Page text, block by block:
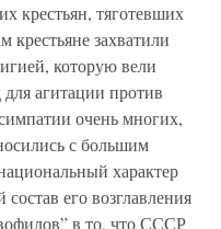
крестьян, тяготевших
крестьяне захватили
которую вели
агитации против
очень многих,
с большим
характер
его возглавления
в то, что СССР